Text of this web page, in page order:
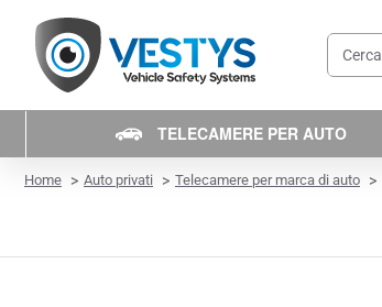
Cerca...
TELECAMERE PER AUTO
HomehomeAuto privati Telecamere per marca di auto